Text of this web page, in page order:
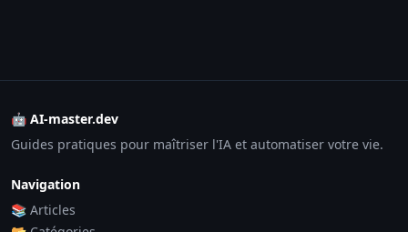
🤖 AI-master.dev
Guides pratiques pour maîtriser l'IA et automatiser votre vie.
Navigation
📚 Articles